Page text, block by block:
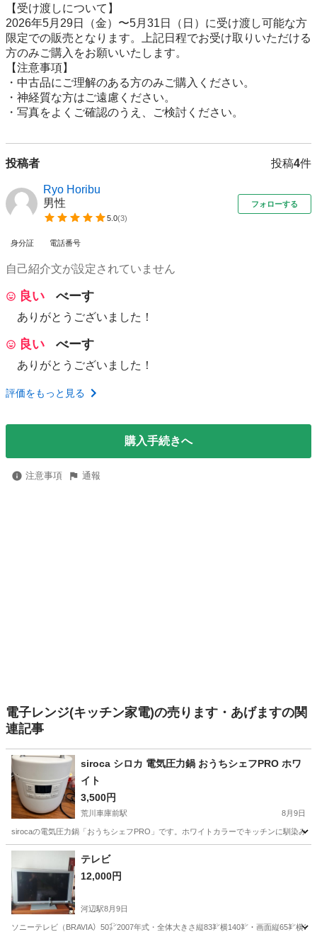
【受け渡しについて】
2026年5月29日（金）〜5月31日（日）に受け渡し可能な方
限定での販売となります。上記日程でお受け取りいただける
方のみご購入をお願いいたします。
【注意事項】
・中古品にご理解のある方のみご購入ください。
・神経質な方はご遠慮ください。
・写真をよくご確認のうえ、ご検討ください。
投稿者 投稿4件
Ryo Horibu
男性
5.0(3)
フォローする
身分証 電話番号
自己紹介文が設定されていません
良い べーす
ありがとうございました！
良い べーす
ありがとうございました！
評価をもっと見る
購入手続きへ
注意事項 通報
電子レンジ(キッチン家電)の売ります・あげますの関
連記事
siroca シロカ 電気圧力鍋 おうちシェフPRO ホワ
イト
3,500円
荒川車庫前駅 8月9日
sirocaの電気圧力鍋「おうちシェフPRO」です。ホワイトカラーでキッチンに馴染み
東京 足立区 荒川車庫前駅
テレビ
12,000円
河辺駅8月9日
ソニーテレビ（BRAVIA）50㌅2007年式・全体大きさ縦83㌢横140㌢・画面縦65㌢横